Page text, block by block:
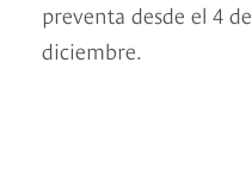
preventa desde el 4 de
diciembre.